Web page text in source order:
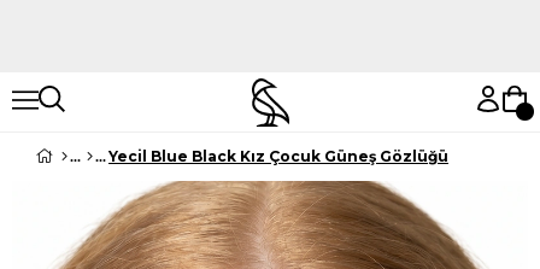
Yecil Blue Black Kız Çocuk Güneş Gözlüğü